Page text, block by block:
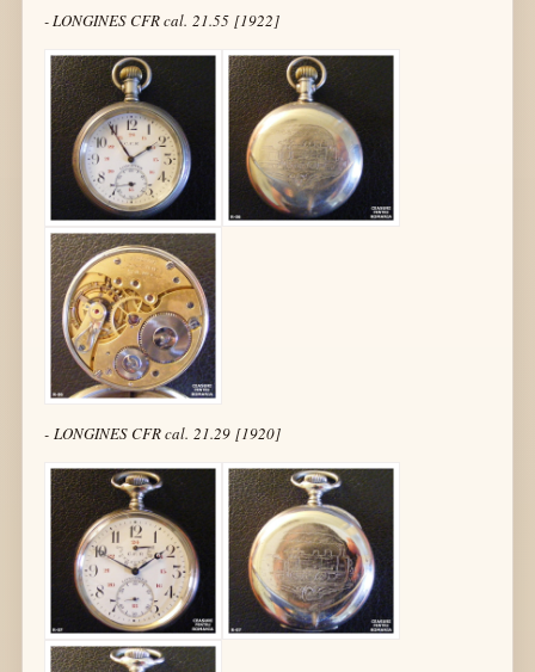
- LONGINES CFR cal. 21.55 [1922]
- LONGINES CFR cal. 21.29 [1920]